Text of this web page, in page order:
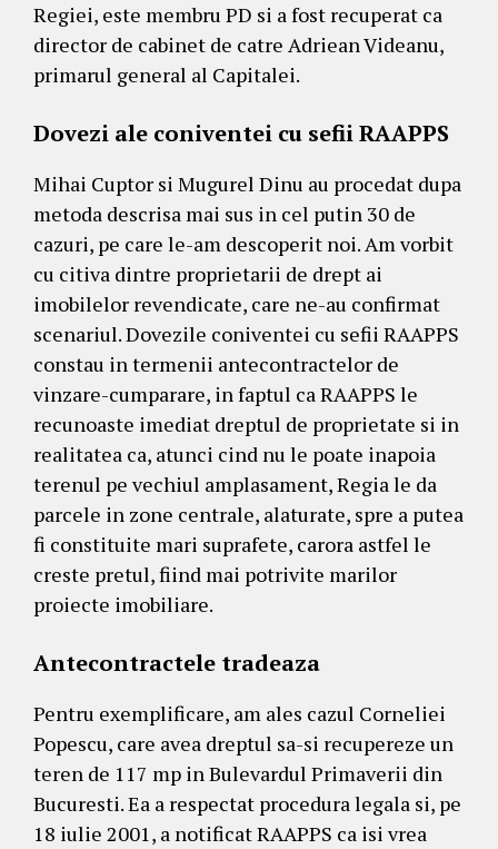
Regiei, este membru PD si a fost recuperat ca
director de cabinet de catre Adriean Videanu,
primarul general al Capitalei.
Dovezi ale coniventei cu sefii RAAPPS
Mihai Cuptor si Mugurel Dinu au procedat dupa
metoda descrisa mai sus in cel putin 30 de
cazuri, pe care le-am descoperit noi. Am vorbit
cu citiva dintre proprietarii de drept ai
imobilelor revendicate, care ne-au confirmat
scenariul. Dovezile coniventei cu sefii RAAPPS
constau in termenii antecontractelor de
vinzare-cumparare, in faptul ca RAAPPS le
recunoaste imediat dreptul de proprietate si in
realitatea ca, atunci cind nu le poate inapoia
terenul pe vechiul amplasament, Regia le da
parcele in zone centrale, alaturate, spre a putea
fi constituite mari suprafete, carora astfel le
creste pretul, fiind mai potrivite marilor
proiecte imobiliare.
Antecontractele tradeaza
Pentru exemplificare, am ales cazul Corneliei
Popescu, care avea dreptul sa-si recupereze un
teren de 117 mp in Bulevardul Primaverii din
Bucuresti. Ea a respectat procedura legala si, pe
18 iulie 2001, a notificat RAAPPS ca isi vrea